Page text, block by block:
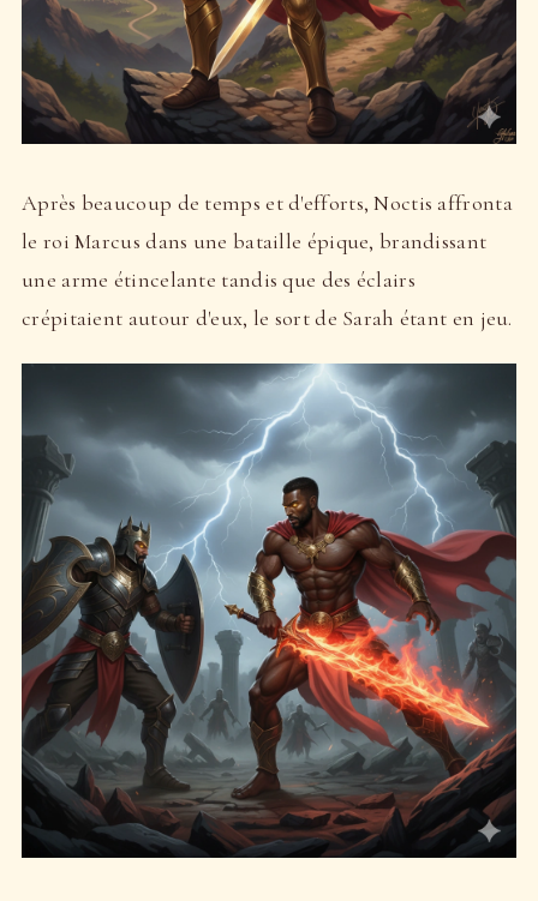
Après beaucoup de temps et d'efforts, Noctis affronta
le roi Marcus dans une bataille épique, brandissant
une arme étincelante tandis que des éclairs
crépitaient autour d'eux, le sort de Sarah étant en jeu.